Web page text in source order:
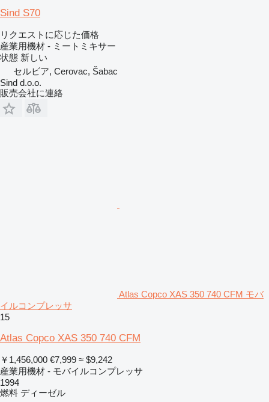
Sind S70
リクエストに応じた価格
産業用機材 - ミートミキサー
状態 新しい
セルビア, Cerovac, Šabac
Sind d.o.o.
販売会社に連絡
Atlas Copco XAS 350 740 CFM モバ
イルコンプレッサ
15
Atlas Copco XAS 350 740 CFM
￥1,456,000 €7,999 ≈ $9,242
産業用機材 - モバイルコンプレッサ
1994
燃料 ディーゼル